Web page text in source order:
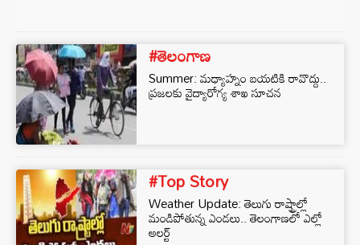
#తెలంగాణ
Summer: మధ్యాహ్నం బయటికి రావొద్దు..
ప్రజలకు వైద్యారోగ్య శాఖ సూచన
#Top Story
Weather Update: తెలుగు రాష్ట్రాల్లో
మండిపోతున్న ఎండలు.. తెలంగాణలో ఎల్లో
అలర్ట్